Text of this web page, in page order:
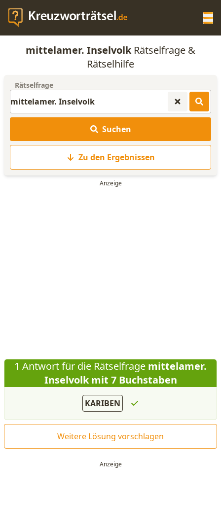
KREUZWORTRÄTSEL-HILFE
ANAGRAMM-GENERATOR
WORTLISTE
mittelamer. InselvolkRätselfrage &
Rätselhilfe
Rätselfrage
Suchen
Zu den Ergebnissen
1 Antwort für die Rätselfrage mittelamer.
Inselvolk mit 7 Buchstaben
KARIBEN
Weitere Lösung vorschlagen